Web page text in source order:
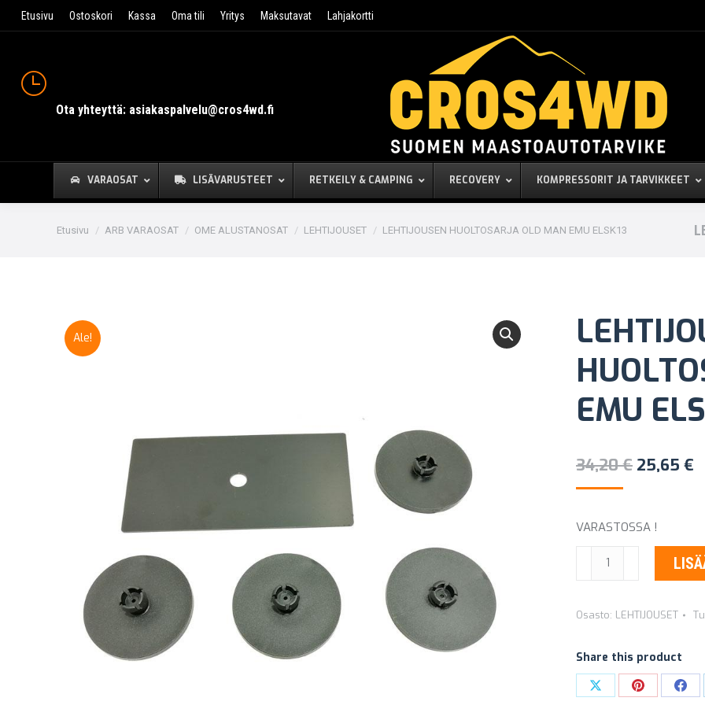
Etusivu Ostoskori Kassa Oma tili Yritys Maksutavat Lahjakortti
Ota yhteyttä: asiakaspalvelu@cros4wd.fi
VARAOSAT LISÄVARUSTEET RETKEILY & CAMPING RECOVERY KOMPRESSORIT JA TARVIKKEET
You are here:
Etusivu ARB VARAOSAT OME ALUSTANOSAT LEHTIJOUSET LEHTIJOUSEN HUOLTOSARJA OLD MAN EMU ELSK13
Ale!
EMU
34,20€
34,20 €.
25,65 €
VARASTOSSA !
LEHTIJOUSEN
HUOLTOSARJA
MAN
ELSK13
määrä
Osasto: LEHTIJOUSET
Share this product
Share Share